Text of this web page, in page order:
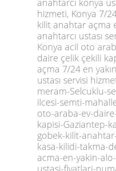
anahtarcı konya
hizmeti, Konya 7/
kilit anahtar açma
anahtarcı ustası
Konya acil oto
daire çelik çekili
açma 7/24 en
ustası servisi
meram-Selcuklu-
ilcesi-semti-
oto-araba-ev-
kapisi-Gaziantep-
gobek-kilit-
kasa-kilidi-takma-
acma-en-yakin-